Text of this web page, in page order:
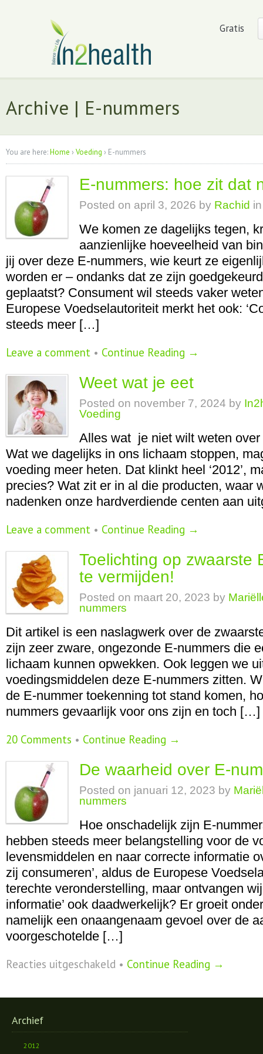
Gratis
Archive | E-nummers
You are here:Home › Voeding › E-nummers
E-nummers: hoe zit dat
Posted on april 3, 2026 by Rachid in
We komen ze dagelijks tegen,
aanzienlijke hoeveelheid van
jij over deze E-nummers, wie keurt ze
worden er – ondanks dat ze zijn
geplaatst? Consument wil steeds vaker
Europese Voedselautoriteit merkt het ook:
steeds meer […]
Leave a comment • Continue Reading →
Weet wat je eet
Posted on november 7, 2024 by
Voeding
Alles wat je niet wilt weten
Wat we dagelijks in ons lichaam stoppen,
voeding meer heten. Dat klinkt heel ‘2012’,
precies? Wat zit er in al die producten, waar
nadenken onze hardverdiende centen aan
Leave a comment • Continue Reading →
Toelichting op zwaarste
te vermijden!
Posted on maart 20, 2023 by
nummers
Dit artikel is een naslagwerk over de
zijn zeer zware, ongezonde E-nummers die
lichaam kunnen opwekken. Ook leggen we
voedingsmiddelen deze E-nummers zitten.
de E-nummer toekenning tot stand komen,
nummers gevaarlijk voor ons zijn en toch […]
20 Comments • Continue Reading →
De waarheid over E-
Posted on januari 12, 2023 by
nummers
Hoe onschadelijk zijn E-
hebben steeds meer belangstelling voor de
levensmiddelen en naar correcte informatie
zij consumeren’, aldus de Europese
terechte veronderstelling, maar ontvangen
informatie’ ook daadwerkelijk? Er groeit
namelijk een onaangenaam gevoel over de
voorgeschotelde […]
Reacties uitgeschakeld voor
• Continue Reading →
Archief
2012